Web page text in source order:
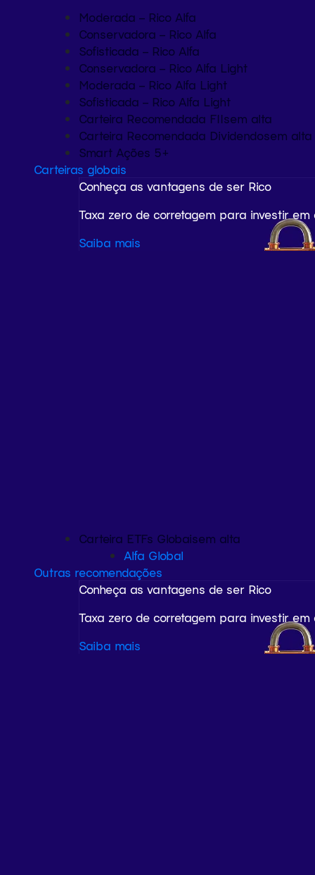
Moderada – Rico Alfa
Conservadora – Rico Alfa
Sofisticada – Rico Alfa
Conservadora – Rico Alfa Light
Moderada – Rico Alfa Light
Sofisticada – Rico Alfa Light
Carteira Recomendada FIIsem alta
Carteira Recomendada Dividendosem alta
Smart Ações 5+
Carteiras globais
Conheça as vantagens de ser Rico
Taxa zero de corretagem para investir
Saiba mais
Carteira ETFs Globaisem alta
Alfa Global
Outras recomendações
Conheça as vantagens de ser Rico
Taxa zero de corretagem para investir
Saiba mais